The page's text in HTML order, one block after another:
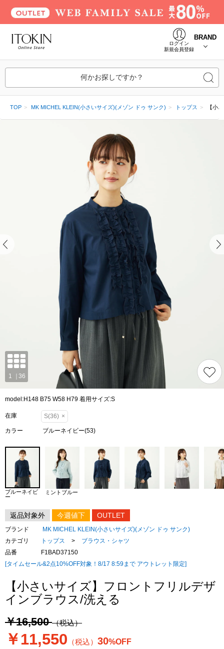
ログイン
新規会員登録
BRAND
何かお探しですか？
TOP MK MICHEL KLEIN(小さいサイズ)(メゾン ドゥ サンク) トップス 【小
model:H148 B75 W58 H79 着用サイズ:S
在庫 S(36) ×
カラー ブルーネイビー(53)
ブルーネイビ
ー
ミントブルー
返品対象外 今週値下 OUTLET
ブランド
MK MICHEL KLEIN(小さいサイズ)(メゾン ドゥ サンク)
カテゴリ
トップス >
ブラウス・シャツ
品番
F1BAD37150
[タイムセール&2点10%OFF対象！8/17 8:59まで アウトレット限定]
【小さいサイズ】フロントフリルデザ
インブラウス/洗える
￥16,500（税込）
￥11,550 （税込） 30%OFF